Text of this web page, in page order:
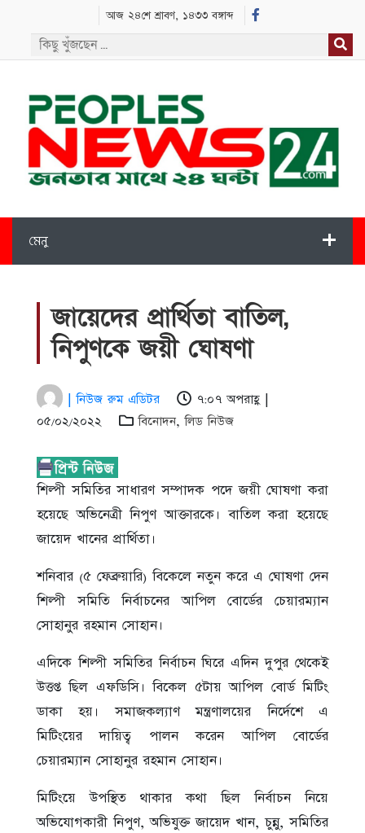
আজ ২৪শে শ্রাবণ, ১৪৩৩ বঙ্গাব্দ
মেনু
জায়েদের প্রার্থিতা বাতিল,
নিপুণকে জয়ী ঘোষণা
| নিউজ রুম এডিটর
৭:০৭ অপরাহ্ণ |
০৫/০২/২০২২
বিনোদন,লিড নিউজ
শিল্পী সমিতির সাধারণ সম্পাদক পদে জয়ী ঘোষণা করা
হয়েছে অভিনেত্রী নিপুণ আক্তারকে। বাতিল করা হয়েছে
জায়েদ খানের প্রার্থিতা।
শনিবার (৫ ফেব্রুয়ারি) বিকেলে নতুন করে এ ঘোষণা দেন
শিল্পী সমিতি নির্বাচনের আপিল বোর্ডের চেয়ারম্যান
সোহানুর রহমান সোহান।
এদিকে শিল্পী সমিতির নির্বাচন ঘিরে এদিন দুপুর থেকেই
উত্তপ্ত ছিল এফডিসি। বিকেল ৫টায় আপিল বোর্ড মিটিং
ডাকা হয়। সমাজকল্যাণ মন্ত্রণালয়ের নির্দেশে এ
মিটিংয়ের দায়িত্ব পালন করেন আপিল বোর্ডের
চেয়ারম্যান সোহানুর রহমান সোহান।
মিটিংয়ে উপস্থিত থাকার কথা ছিল নির্বাচন নিয়ে
অভিযোগকারী নিপুণ, অভিযুক্ত জায়েদ খান, চুন্নু, সমিতির